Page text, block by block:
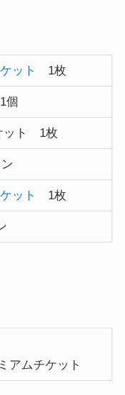
ット 1枚
個
ット 1枚
ット 1枚
アムチケット